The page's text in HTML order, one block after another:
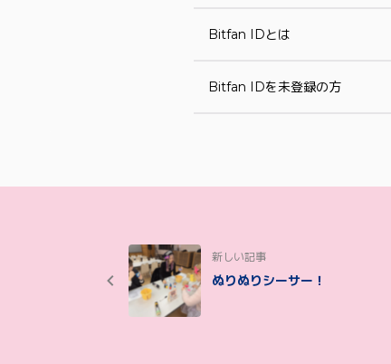
Bitfan IDとは
Bitfan IDを未登録の方
新しい記事
ぬりぬりシーサー！